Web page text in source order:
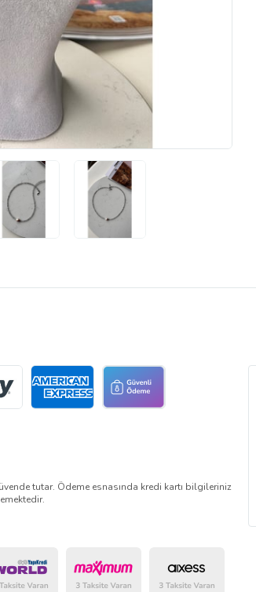
tutar. Ödeme esnasında kredi kartı bilgileriniz